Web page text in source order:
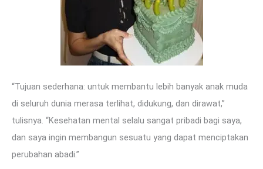
“Tujuan sederhana: untuk membantu lebih banyak anak muda
di seluruh dunia merasa terlihat, didukung, dan dirawat,”
tulisnya. “Kesehatan mental selalu sangat pribadi bagi saya,
dan saya ingin membangun sesuatu yang dapat menciptakan
perubahan abadi.”